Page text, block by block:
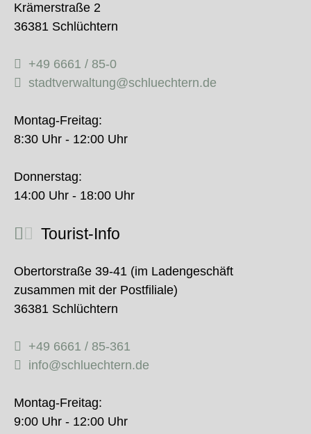
Krämerstraße 2
36381 Schlüchtern
+49 6661 / 85-0
stadtverwaltung@schluechtern.de
Montag-Freitag:
8:30 Uhr - 12:00 Uhr
Donnerstag:
14:00 Uhr - 18:00 Uhr
Tourist-Info
Obertorstraße 39-41 (im Ladengeschäft
zusammen mit der Postfiliale)
36381 Schlüchtern
+49 6661 / 85-361
info@schluechtern.de
Montag-Freitag:
9:00 Uhr - 12:00 Uhr